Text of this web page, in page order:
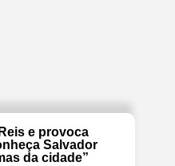
e provoca
Salvador
da cidade”